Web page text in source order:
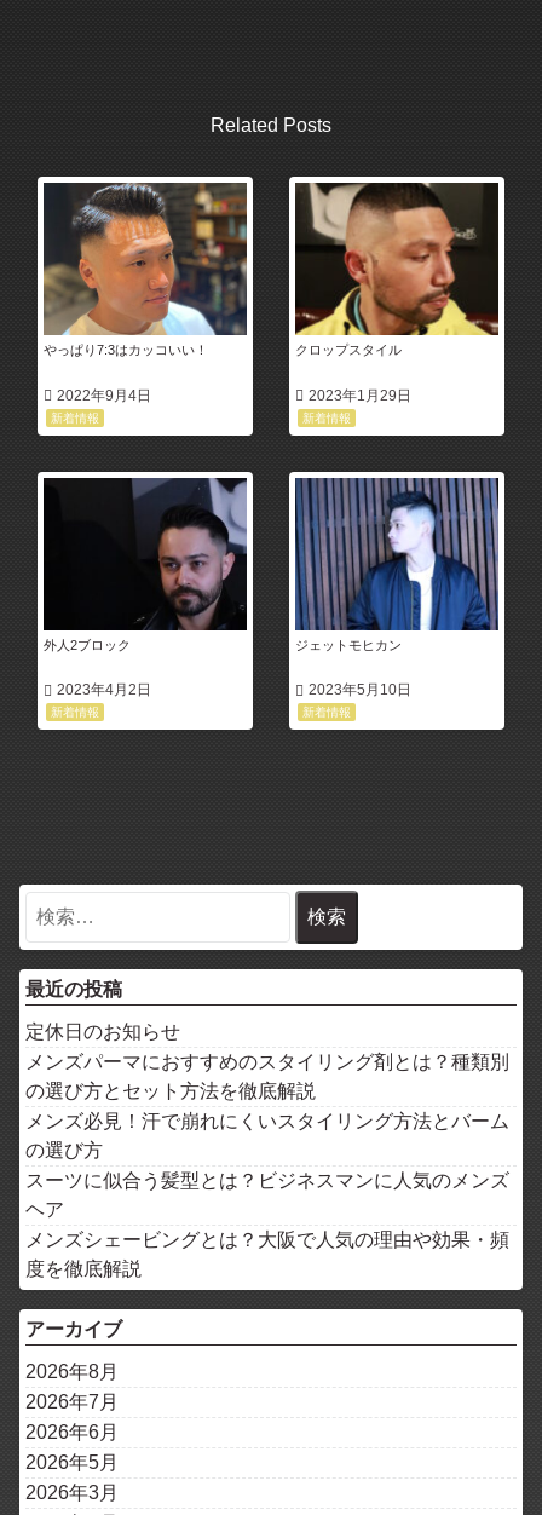
Related Posts
やっぱり7:3はカッコいい！
2022年9月4日
新着情報
クロップスタイル
2023年1月29日
新着情報
外人2ブロック
2023年4月2日
新着情報
ジェットモヒカン
2023年5月10日
新着情報
最近の投稿
定休日のお知らせ
メンズパーマにおすすめのスタイリング剤とは？種類別
の選び方とセット方法を徹底解説
メンズ必見！汗で崩れにくいスタイリング方法とバーム
の選び方
スーツに似合う髪型とは？ビジネスマンに人気のメンズ
ヘア
メンズシェービングとは？大阪で人気の理由や効果・頻
度を徹底解説
アーカイブ
2026年8月
2026年7月
2026年6月
2026年5月
2026年3月